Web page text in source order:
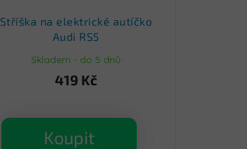
Stříška na elektrické autíčko
Audi RS5
Skladem - do 5 dnů
419 Kč
Koupit